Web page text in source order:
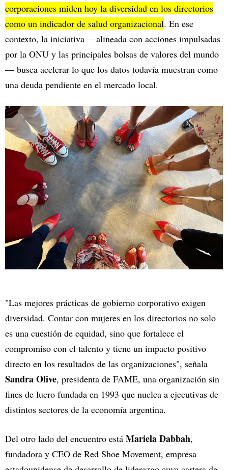
corporaciones miden hoy la diversidad en los directorios
como un indicador de salud organizacional. En ese
contexto, la iniciativa —alineada con acciones impulsadas
por la ONU y las principales bolsas de valores del mundo
— busca acelerar lo que los datos todavía muestran como
una deuda pendiente en el mercado local.
"Las mejores prácticas de gobierno corporativo exigen
diversidad. Contar con mujeres en los directorios no solo
es una cuestión de equidad, sino que fortalece el
compromiso con el talento y tiene un impacto positivo
directo en los resultados de las organizaciones", señala
Sandra Olive, presidenta de FAME, una organización sin
fines de lucro fundada en 1993 que nuclea a ejecutivas de
distintos sectores de la economía argentina.
Del otro lado del encuentro está Mariela Dabbah,
fundadora y CEO de Red Shoe Movement, empresa